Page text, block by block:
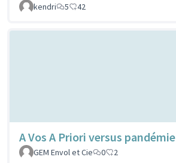
kendri 5 42
A Vos A Priori versus pandémie
GEM Envol et Cie
0 2